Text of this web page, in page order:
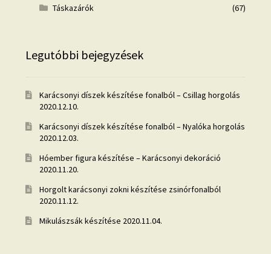
Táskazárók
(67)
Legutóbbi bejegyzések
Karácsonyi díszek készítése fonalból – Csillag horgolás
2020.12.10.
Karácsonyi díszek készítése fonalból – Nyalóka horgolás
2020.12.03.
Hóember figura készítése – Karácsonyi dekoráció
2020.11.20.
Horgolt karácsonyi zokni készítése zsinórfonalból
2020.11.12.
Mikulászsák készítése 2020.11.04.